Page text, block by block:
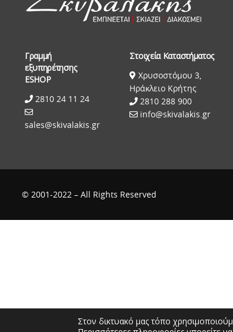
Γραμμή
εξυπηρέτησης
ESHOP
2810 24 11 24
sales@skivalakis.gr
Στοιχεία Καταστήματος
Χρυσοστόμου 3,
Ηράκλειο Κρήτης
2810 288 900
info@skivalakis.gr
© 2001-2022 – All Rights Reserved
Στον δικτυακό μας τόπο